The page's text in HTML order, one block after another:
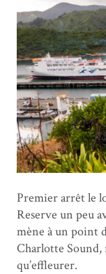
Premier arrêt le
Reserve un peu
mène à un point
Charlotte Sound,
qu’effleurer.